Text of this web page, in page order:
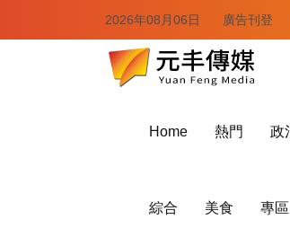
2026年08月06日 廣告刊登
Home 熱門 政
綜合 美食 專區